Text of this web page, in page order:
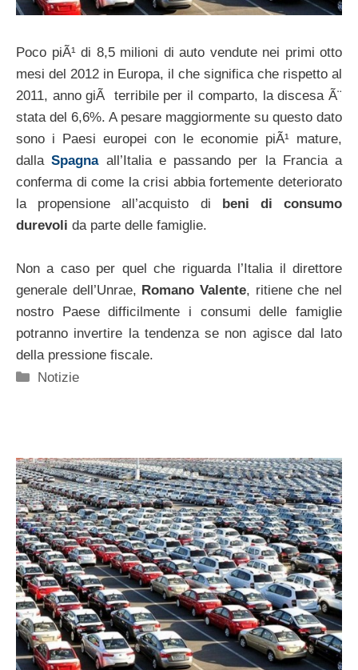
Poco piÃ¹ di 8,5 milioni di auto vendute nei primi otto
mesi del 2012 in Europa, il che significa che rispetto al
2011, anno giÃ terribile per il comparto, la discesa Ã¨
stata del 6,6%. A pesare maggiormente su questo dato
sono i Paesi europei con le economie piÃ¹ mature,
dallaSpagnaall’Italia e passando per la Francia a
conferma di come la crisi abbia fortemente deteriorato
la propensione all’acquisto di
beni di consumo
durevoli da parte delle famiglie.
Non a caso per quel che riguarda l’Italia il direttore
generale dell’Unrae, Romano Valente, ritiene che nel
nostro Paese difficilmente i consumi delle famiglie
potranno invertire la tendenza se non agisce dal lato
della pressione fiscale.
Categorie
Notizie